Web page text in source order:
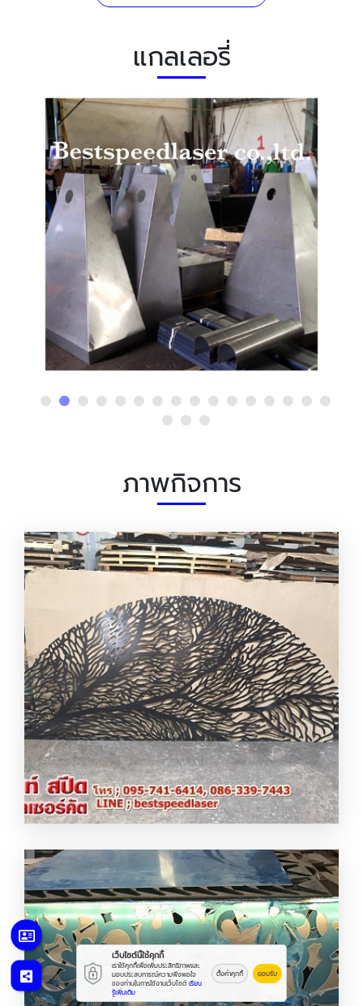
แกลเลอรี่
ภาพกิจการ
ตัดเลเซอร์โลหะและอโลหะ
เว็บไซต์นี้ใช้คุกกี้
เราใช้คุกกี้เพื่อเพิ่มประสิทธิภาพและ
มอบประสบการณ์ความพึงพอใจ
ของท่านในการใช้งานเว็บไซต์ เรียน
รู้เพิ่มเติม
ตั้งค่าคุกกี้ ยอมรับ